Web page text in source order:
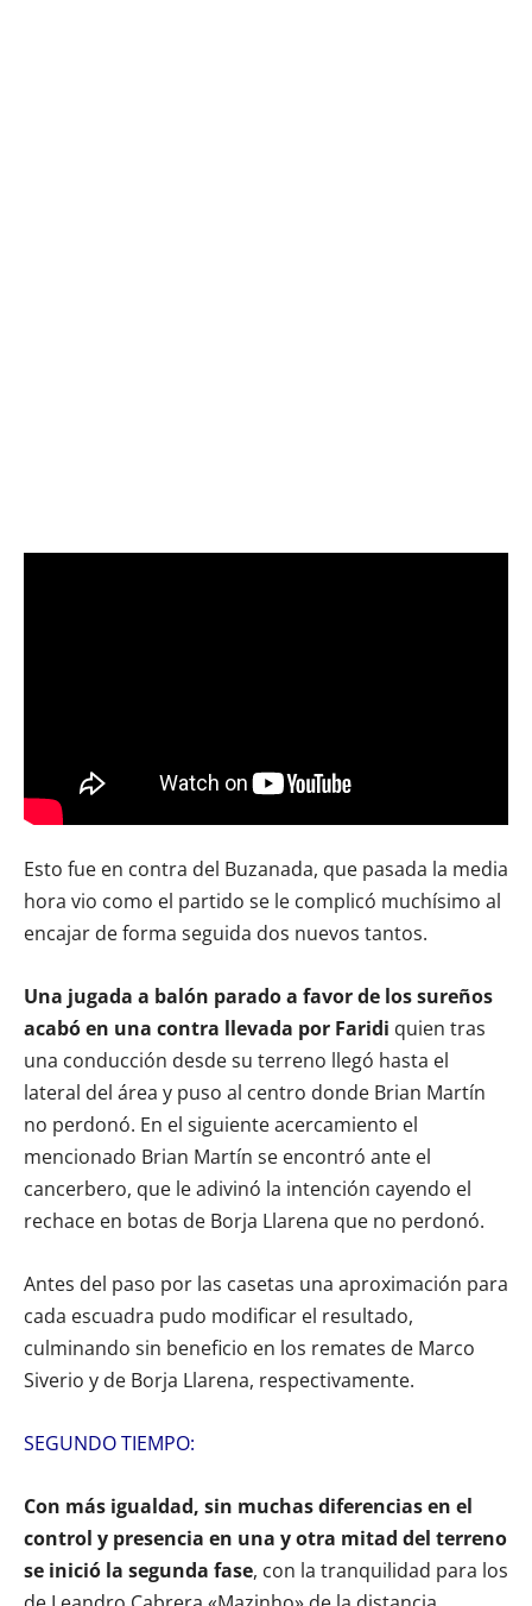
Esto fue en contra del Buzanada, que pasada la media
hora vio como el partido se le complicó muchísimo al
encajar de forma seguida dos nuevos tantos.
Una jugada a balón parado a favor de los sureños
acabó en una contra llevada por Faridi quien tras
una conducción desde su terreno llegó hasta el
lateral del área y puso al centro donde Brian Martín
no perdonó. En el siguiente acercamiento el
mencionado Brian Martín se encontró ante el
cancerbero, que le adivinó la intención cayendo el
rechace en botas de Borja Llarena que no perdonó.
Antes del paso por las casetas una aproximación para
cada escuadra pudo modificar el resultado,
culminando sin beneficio en los remates de Marco
Siverio y de Borja Llarena, respectivamente.
SEGUNDO TIEMPO:
Con más igualdad, sin muchas diferencias en el
control y presencia en una y otra mitad del terreno
se inició la segunda fase, con la tranquilidad para los